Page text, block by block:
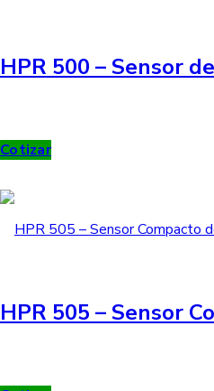
HPR 500 – Sensor
Cotizar
HPR 505 – Sensor